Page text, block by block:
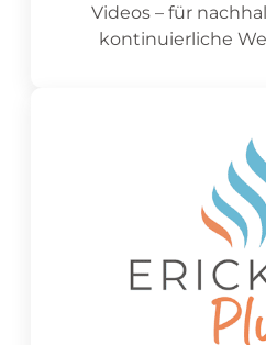
Videos – für
kontinuierliche